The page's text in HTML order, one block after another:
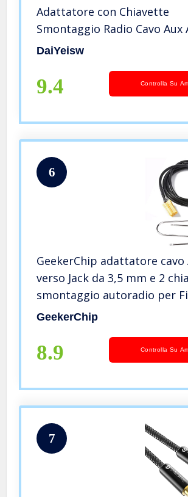
Adattatore con Chiavette
Smontaggio Radio Cavo Aux
con Jack Femmina da 3,5mm
DaiYeisw
9.4 Controlla Su
6
GeekerChip adattatore cavo
verso Jack da 3,5 mm e 2
smontaggio autoradio per
Grande Punto Alfa Romeo 159
GeekerChip
8.9 Controlla Su
7